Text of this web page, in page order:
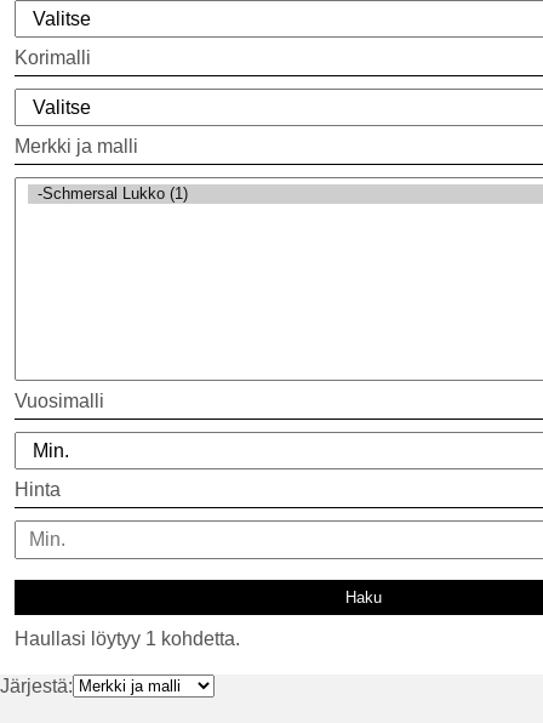
Korimalli
Merkki ja malli
Vuosimalli
Hinta
Haullasi löytyy 1 kohdetta.
Järjestä: